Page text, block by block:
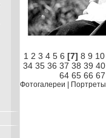
1 2 3 4 5 6 [7] 8 9 10
34 35 36 37 38 39 40
64 65 66 67
Фотогалереи Портреты